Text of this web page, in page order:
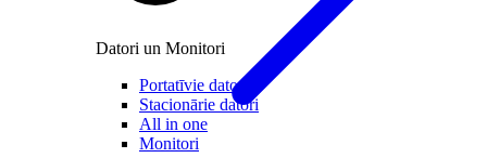
Datori un Monitori
Portatīvie datori
Stacionārie datori
All in one
Monitori